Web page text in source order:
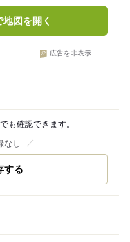
図を開く
広告を非表示
も確認できます。
なし
する